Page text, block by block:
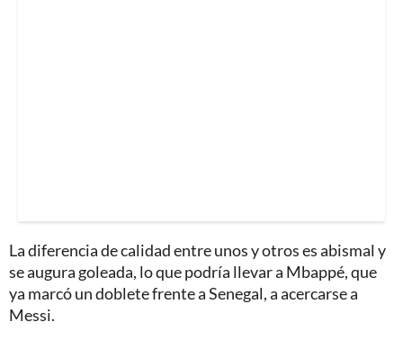
La diferencia de calidad entre unos y otros es abismal y
se augura goleada, lo que podría llevar a Mbappé, que
ya marcó un doblete frente a Senegal, a acercarse a
Messi.